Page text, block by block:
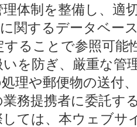
体制を整備し、適
関するデータベー
ることで参照可能
を防ぎ、厳重な管
理や郵便物の送付
務提携者に委託す
ては、本ウェブサ